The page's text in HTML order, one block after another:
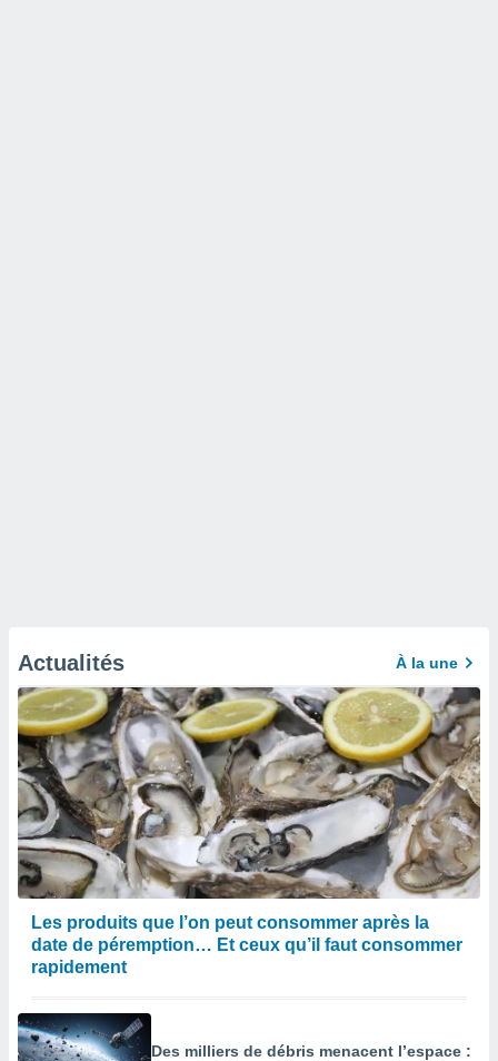
Actualités À la une
Les produits que l’on peut consommer après la
date de péremption… Et ceux qu’il faut consommer
rapidement
Des milliers de débris menacent l’espace :